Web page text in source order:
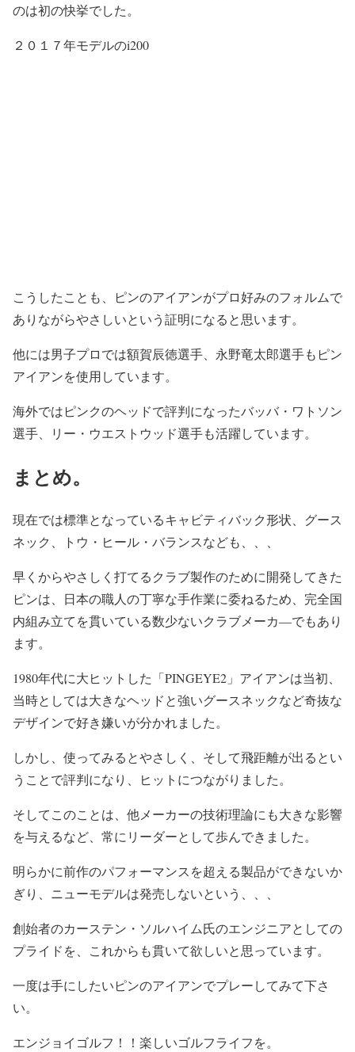
のは初の快挙でした。
２０１７年モデルのi200
こうしたことも、ピンのアイアンがプロ好みのフォルムで
ありながらやさしいという証明になると思います。
他には男子プロでは額賀辰徳選手、永野竜太郎選手もピン
アイアンを使用しています。
海外ではピンクのヘッドで評判になったバッバ・ワトソン
選手、リー・ウエストウッド選手も活躍しています。
まとめ。
現在では標準となっているキャビティバック形状、グース
ネック、トウ・ヒール・バランスなども、、、
早くからやさしく打てるクラブ製作のために開発してきた
ピンは、日本の職人の丁寧な手作業に委ねるため、完全国
内組み立てを貫いている数少ないクラブメーカ―でもあり
ます。
1980年代に大ヒットした「PINGEYE2」アイアンは当初、
当時としては大きなヘッドと強いグースネックなど奇抜な
デザインで好き嫌いが分かれました。
しかし、使ってみるとやさしく、そして飛距離が出るとい
うことで評判になり、ヒットにつながりました。
そしてこのことは、他メーカーの技術理論にも大きな影響
を与えるなど、常にリーダーとして歩んできました。
明らかに前作のパフォーマンスを超える製品ができないか
ぎり、ニューモデルは発売しないという、、、
創始者のカーステン・ソルハイム氏のエンジニアとしての
プライドを、これからも貫いて欲しいと思っています。
一度は手にしたいピンのアイアンでプレーしてみて下さ
い。
エンジョイゴルフ！！楽しいゴルフライフを。